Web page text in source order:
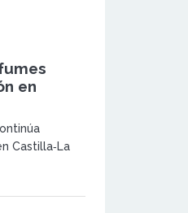
en
Castilla‑La
de